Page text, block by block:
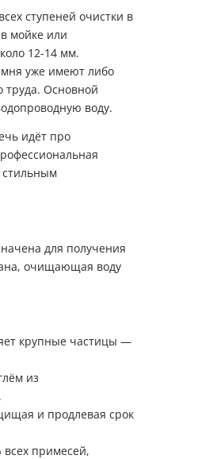
ступеней очистки в
мойке или
12-14 мм.
уже имеют либо
труда. Основной
воду.
идёт про
стильным
для получения
очищающая воду
крупные частицы —
из
и продлевая срок
всех примесей,